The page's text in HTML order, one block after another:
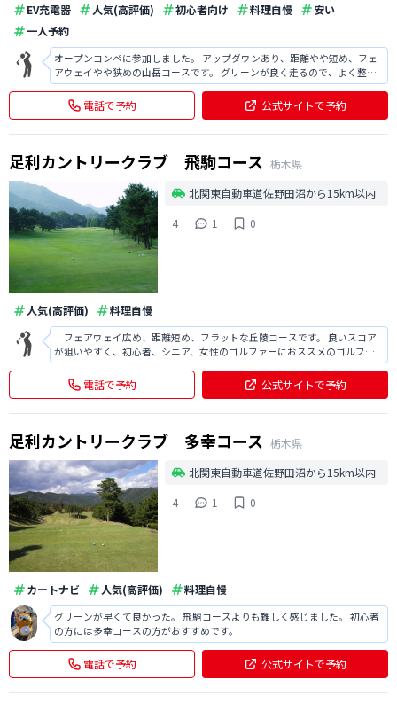
EV充電器 人気(高評価) 初心者向け 料理自慢
安い
一人予約
オープンコンペに参加しました。 アップダウンあり、距離やや短め、フェ
アウェイやや狭めの山岳コースです。 グリーンが良く走るので、よく整備
されていた印象です。 また、値段は安めですが、レストランやクラブハウ
スは綺麗で設備がしっかりしていました。 コスパの良いコースだと思いま
す。
電話で予約 公式サイトで予約
足利カントリークラブ 飛駒コース 栃木県
北関東自動車道佐野田沼から15km以内
4
1 0
人気(高評価) 料理自慢
フェアウェイ広め、距離短め、フラットな丘陵コースです。 良いスコア
が狙いやすく、初心者、シニア、女性のゴルファーにおススメのゴルフ場
です。 距離が短いため、飛ばし屋の方は物足りないと思いますので、注意
が必要です。
電話で予約 公式サイトで予約
足利カントリークラブ 多幸コース 栃木県
北関東自動車道佐野田沼から15km以内
4
1 0
カートナビ 人気(高評価) 料理自慢
グリーンが早くて良かった。 飛駒コースよりも難しく感じました。 初心者
の方には多幸コースの方がおすすめです。
電話で予約 公式サイトで予約